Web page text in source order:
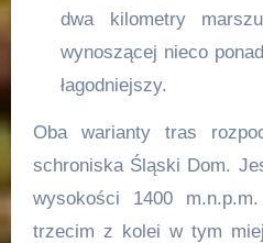
dwa kilometry
wynoszącej nieco
łagodniejszy.
Oba warianty tras
schroniska Śląski Dom.
wysokości 1400
trzecim z kolei w tym